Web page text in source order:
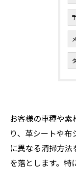
お客様の車種や
り、革シートや
に異なる清掃方
を落とします。特